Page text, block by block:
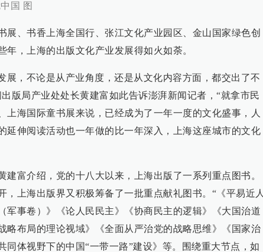
国 图
展、书香上海全国行、张江文化产业园区、金山国家绿色创
，上海的出版文化产业发展得如火如荼。
展，不论是从产业角度，还是从文化内容方面，都交出了不
版局产业处处长黄建富如此告诉澎湃新闻记者，“就拿市民
上海国际童书展来说，已经成为了一年一度的文化盛事，人
延伸阅读活动也一年做的比一年深入，上海这座城市的文化
建富介绍，党的十八大以来，上海出版了一系列重点图书。
，上海出版界又积极筹备了一批重点献礼图书。“《平易近人
事卷）》《论人民民主》《协商民主的逻辑》《大国治道
布局的理论视域》《全面从严治党的战略思维》《国家治
同体视野下的中国“一带一路”建设》等。围绕重大节点，如